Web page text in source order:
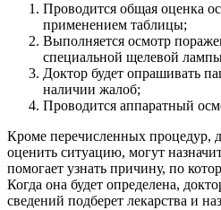
Проводится общая оценка
применением таблицы;
Выполняется осмотр
специальной щелевой
Доктор будет опрашивать
наличии жалоб;
Проводится аппаратный
Кроме перечисленных процедур,
оценить ситуацию, могут
помогает узнать причину, по
Когда она будет определена,
сведений подберет лекарства и